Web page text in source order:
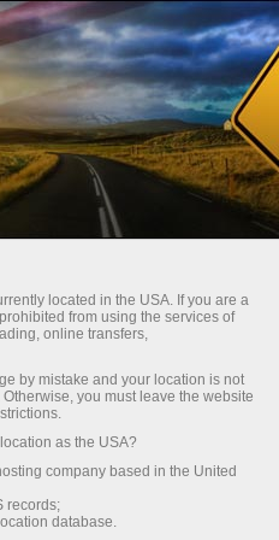
o bônus
negociação
demo
Baixe a
located in the USA. If you are a
from using the services of
online transfers,
by mistake and your location is not
you must leave the website
as the USA?
company based in the United
records;
database.